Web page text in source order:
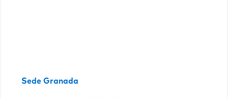
Sede Granada